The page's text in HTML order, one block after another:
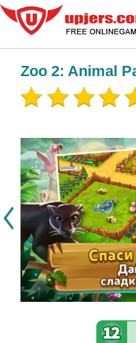
Zoo 2: Animal